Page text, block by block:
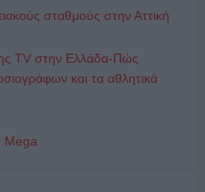
σταθμούς στην Αττική
TV στην Ελλάδα-Πώς
και τα αθλητικά
Mega